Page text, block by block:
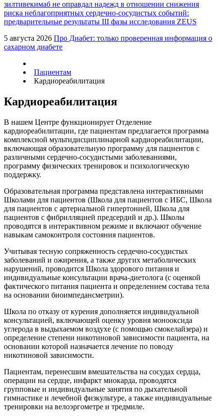
зилтивекимаб не оправдал надежд в отношении снижения
риска неблагоприятных сердечно-сосудистых событий:
предварительные результаты III фазы исследования ZEUS
5 августа 2026 Про Диабет: только проверенная информация о
сахарном диабете
Пациентам
Кардиореабилитация
Кардиореабилитация
В нашем Центре функционирует Отделение
кардиореабилитации, где пациентам предлагается программа
комплексной мультидисциплинарной кардиореабилитации,
включающая образовательную программу для пациентов с
различными сердечно-сосудистыми заболеваниями,
программу физических тренировок и психологическую
поддержку.
Образовательная программа представлена интерактивными
Школами для пациентов (Школа для пациентов с ИБС, Школа
для пациентов с артериальной гипертонией, Школа для
пациентов с фибрилляцией предсердий и др.). Школы
проводятся в интерактивном режиме и включают обучение
навыкам самоконтроля состояния пациентов.
Учитывая тесную сопряженность сердечно-сосудистых
заболеваний и ожирения, а также других метаболических
нарушений, проводится Школа здорового питания и
индивидуальные консультации врача-диетолога (с оценкой
фактического питания пациента и определением состава тела
на основании биоимпедансметрии).
Школа по отказу от курения дополняется индивидуальной
консультацией, включающей оценку уровня монооксида
углерода в выдыхаемом воздухе (с помощью смокелайзера) и
определение степени никотиновой зависимости пациента, на
основании которой назначается лечение по поводу
никотиновой зависимости.
Пациентам, перенесшим вмешательства на сосудах сердца,
операции на сердце, инфаркт миокарда, проводятся
групповые и индивидуальные занятия по дыхательной
гимнастике и лечебной физкультуре, а также индивидуальные
тренировки на велоэргометре и тредмиле.